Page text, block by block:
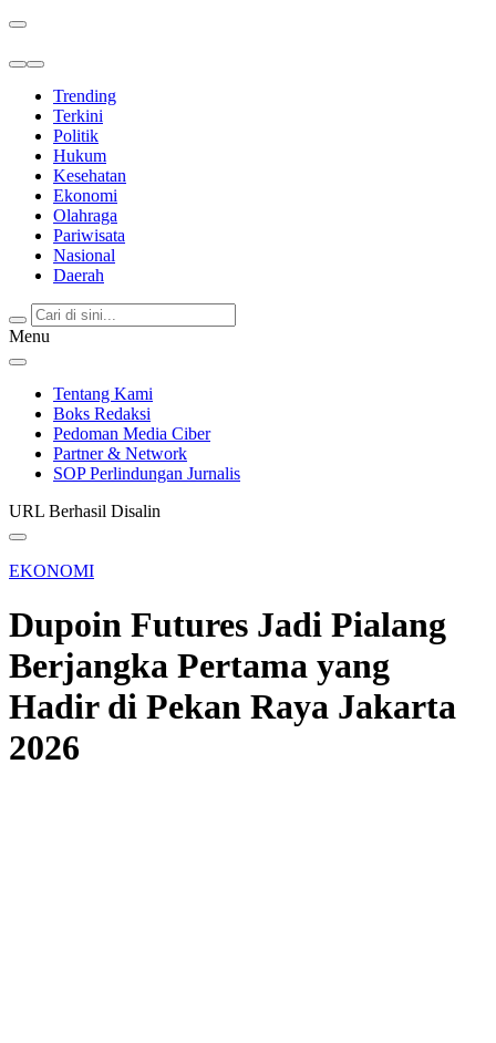
Trending
Terkini
Politik
Hukum
Kesehatan
Ekonomi
Olahraga
Pariwisata
Nasional
Daerah
Menu
Tentang Kami
Boks Redaksi
Pedoman Media Ciber
Partner & Network
SOP Perlindungan Jurnalis
URL Berhasil Disalin
EKONOMI
Dupoin Futures Jadi Pialang
Berjangka Pertama yang
Hadir di Pekan Raya Jakarta
2026